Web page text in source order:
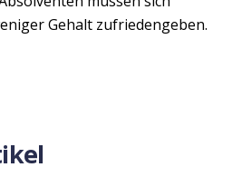
Gehalt zufriedengeben.